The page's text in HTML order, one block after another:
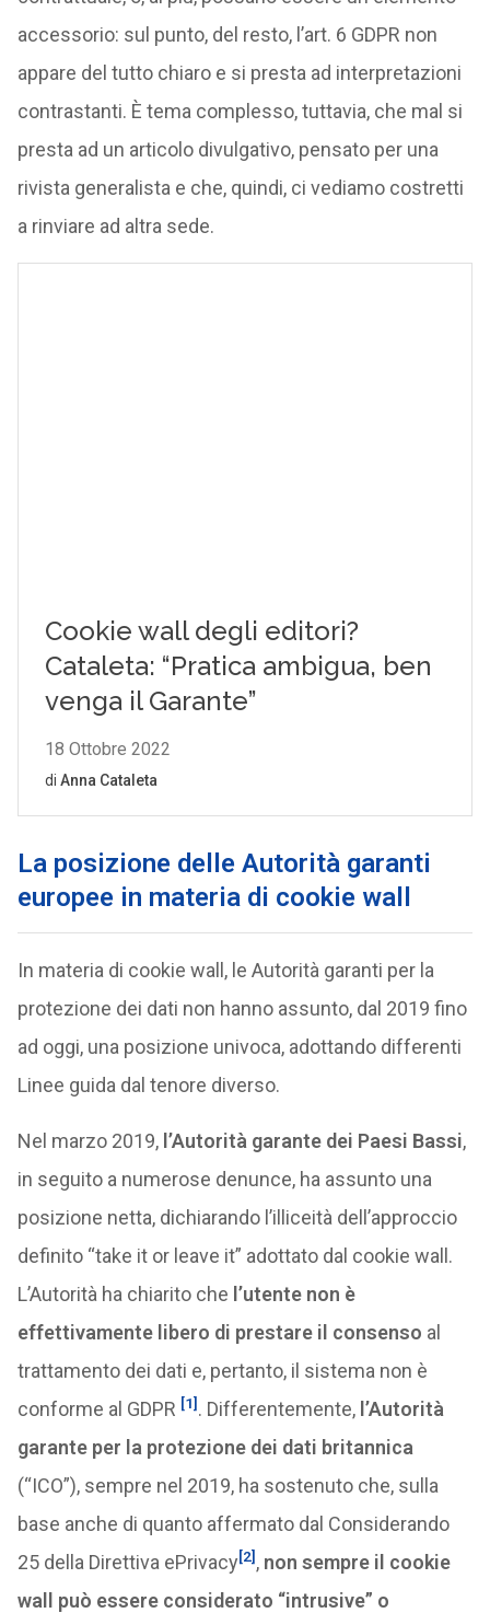
accessorio: sul punto, del resto, l’art. 6 GDPR non
appare del tutto chiaro e si presta ad interpretazioni
contrastanti. È tema complesso, tuttavia, che mal si
presta ad un articolo divulgativo, pensato per una
rivista generalista e che, quindi, ci vediamo costretti
a rinviare ad altra sede.
La posizione delle Autorità garanti
europee in materia di cookie wall
In materia di cookie wall, le Autorità garanti per la
protezione dei dati non hanno assunto, dal 2019 fino
ad oggi, una posizione univoca, adottando differenti
Linee guida dal tenore diverso.
Nel marzo 2019, l’Autorità garante dei Paesi Bassi,
in seguito a numerose denunce, ha assunto una
posizione netta, dichiarando l’illiceità dell’approccio
definito “take it or leave it” adottato dal cookie wall.
L’Autorità ha chiarito che l’utente non è
effettivamente libero di prestare il consenso al
trattamento dei dati e, pertanto, il sistema non è
conforme al GDPR [1] . Differentemente, l’Autorità
garante per la protezione dei dati britannica
(“ICO”), sempre nel 2019, ha sostenuto che, sulla
base anche di quanto affermato dal Considerando
25 della Direttiva ePrivacy[2] , non sempre il cookie
wall può essere considerato “intrusive” o